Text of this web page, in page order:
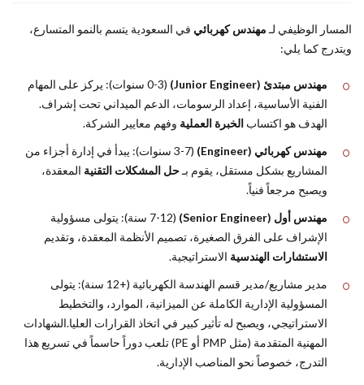
المسار الوظيفي لـمهندس كهربائي في السعودية يتسم بالنمو المتسارع،
ويتدرج كما يلي:
مهندس مبتدئ (Junior Engineer)
(0-3 سنوات): يركز على المهام
الفنية الأساسية، إعداد الرسومات، الدعم الميداني تحت إشراف.
الهدف هو اكتساب الخبرة العملية وفهم معايير الشركة.
مهندس كهربائي (Engineer)
(3-7 سنوات): يبدأ في إدارة أجزاء من
المشاريع بشكل مستقل، يقوم بـحل المشكلات التقنية المعقدة،
ويصبح مرجعاً فنياً.
مهندس أول (Senior Engineer)
(7-12 سنة): يتولى مسؤولية
الإشراف على الفرق الصغيرة، تصميم الأنظمة المعقدة، وتقديم
الاستشارات الهندسية الاستراتيجية.
مدير مشاريع/مدير قسم الهندسة الكهربائية (+12 سنة): يتولى
المسؤولية الإدارية الكاملة عن الميزانية، الموارد، والتخطيط
الاستراتيجي، ويصبح له تأثير كبير في اتخاذ القرارات العليا.الشهادات
المهنية المتقدمة (مثل PMP أو PE) تلعب دوراً حاسماً في تسريع هذا
التدرج، خصوصاً نحو المناصب الإدارية.